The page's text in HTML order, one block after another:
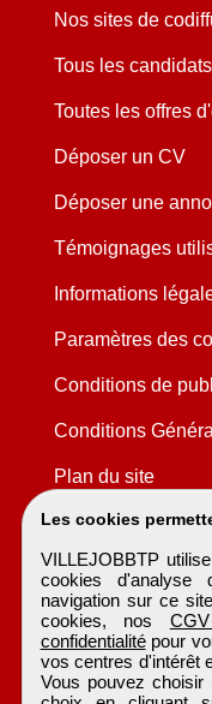
Les cookies
VILLEJOBBTP
cookies d'analyse
navigation sur ce
cookies, nos
confidentialitépour
vos centres d'intérêt
Vous pouvez
Nos sites de
Tous les candidats
Toutes les offres
Déposer un CV
Déposer une
Témoignages
Informations
Paramètres des
Conditions de
Conditions
Plan du site